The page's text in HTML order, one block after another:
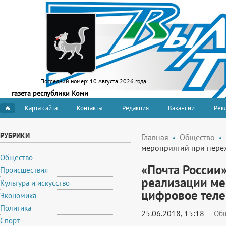
Последний номер: 10 Августа 2026 года
газета республики Коми
Карта сайта Контакты Редакция Вакансии
РУБРИКИ
Общество
Происшествия
Культура и искусство
Экономика
Политика
Спорт
Главная Общество
мероприятий при
«Почта
реализации
цифровое
25.06.2018, 15:18 —